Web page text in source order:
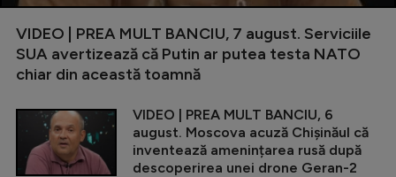
VIDEO | PREA MULT BANCIU, 7 august. Serviciile
SUA avertizează că Putin ar putea testa NATO
chiar din această toamnă
VIDEO | PREA MULT BANCIU, 6
august. Moscova acuză Chișinăul că
inventează amenințarea rusă după
descoperirea unei drone Geran-2